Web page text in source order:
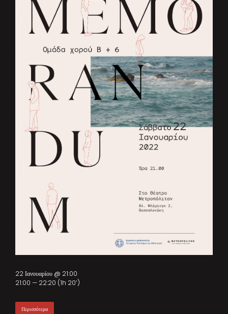
22 Ιανουαρίου @ 21:00
21:00 — 22:20 (1h 20′)
Περισσότερα